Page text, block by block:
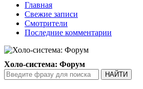
Главная
Свежие записи
Смотрители
Последние комментарии
Холо-система: Форум